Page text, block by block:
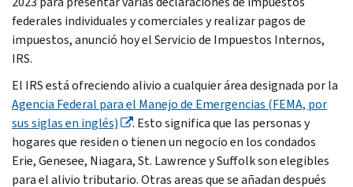
federales individuales y comerciales y realizar pagos de
impuestos, anunció hoy el Servicio de Impuestos Internos,
IRS.
El IRS está ofreciendo alivio a cualquier área designada por la
Agencia Federal para el Manejo de Emergencias (FEMA, por
sus siglas en inglés)
. Esto significa que las personas y
hogares que residen o tienen un negocio en los condados
Erie, Genesee, Niagara, St. LawrenceySuffolkson elegibles
para el alivio tributario. Otras areas que se añadan después